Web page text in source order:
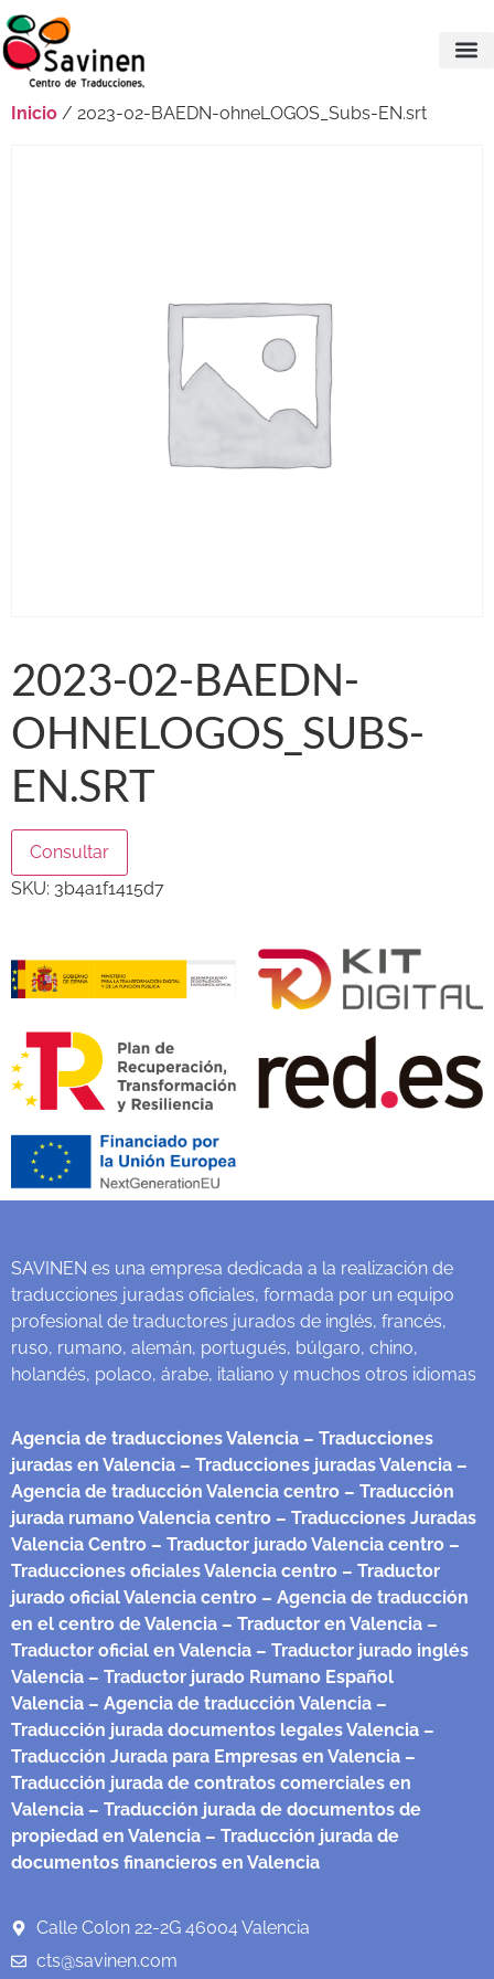
Inicio / 2023-02-BAEDN-ohneLOGOS_Subs-EN.srt
2023-02-BAEDN-
OHNELOGOS_SUBS-
EN.SRT
Consultar
SKU: 3b4a1f1415d7
SAVINEN es una empresa dedicada a la realización de
traducciones juradas oficiales, formada por un equipo
profesional de traductores jurados de inglés, francés,
ruso, rumano, alemán, portugués, búlgaro, chino,
holandés, polaco, árabe, italiano y muchos otros idiomas
Agencia de traducciones Valencia – Traducciones
juradas en Valencia – Traducciones juradas Valencia –
Agencia de traducción Valencia centro – Traducción
jurada rumano Valencia centro – Traducciones Juradas
Valencia Centro – Traductor jurado Valencia centro –
Traducciones oficiales Valencia centro – Traductor
jurado oficial Valencia centro – Agencia de traducción
en el centro de Valencia – Traductor en Valencia –
Traductor oficial en Valencia – Traductor jurado inglés
Valencia – Traductor jurado Rumano Español
Valencia – Agencia de traducción Valencia –
Traducción jurada documentos legales Valencia –
Traducción Jurada para Empresas en Valencia –
Traducción jurada de contratos comerciales en
Valencia – Traducción jurada de documentos de
propiedad en Valencia – Traducción jurada de
documentos financieros en Valencia
Calle Colon 22-2G 46004 Valencia
cts@savinen.com